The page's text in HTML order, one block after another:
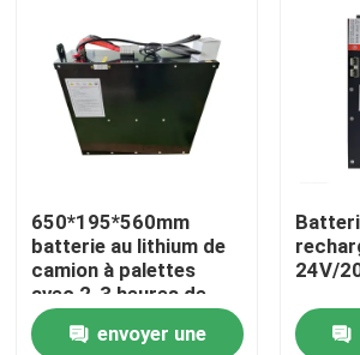
Maison
650*195*560mm
batterie au lithium de
camion à palettes
avec 2-3 heures de
temps de décharge
pour les opérations
envoyer une
24V/